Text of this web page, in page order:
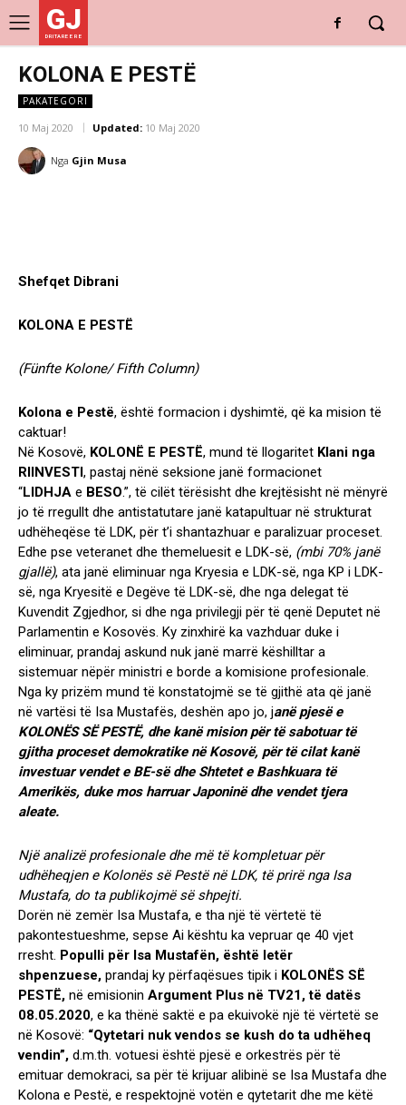
GJ
DRITARE E RE
KOLONA E PESTË
PAKATEGORI
10 Maj 2020 Updated: 10 Maj 2020
Nga Gjin Musa
Shefqet Dibrani
KOLONA E PESTË
(Fünfte Kolone/ Fifth Column)
Kolona e Pestë, është formacion i dyshimtë, që ka mision të
caktuar!
Në Kosovë, KOLONË E PESTË, mund të llogaritet Klani nga
RIINVESTI, pastaj nënë seksione janë formacionet
“LIDHJA e BESO.”, të cilët tërësisht dhe krejtësisht në mënyrë
jo të rregullt dhe antistatutare janë katapultuar në strukturat
udhëheqëse të LDK, për t’i shantazhuar e paralizuar proceset.
Edhe pse veteranet dhe themeluesit e LDK-së, (mbi 70% janë
gjallë), ata janë eliminuar nga Kryesia e LDK-së, nga KP i LDK-
së, nga Kryesitë e Degëve të LDK-së, dhe nga delegat të
Kuvendit Zgjedhor, si dhe nga privilegji për të qenë Deputet në
Parlamentin e Kosovës. Ky zinxhirë ka vazhduar duke i
eliminuar, prandaj askund nuk janë marrë këshilltar a
sistemuar nëpër ministri e borde a komisione profesionale.
Nga ky prizëm mund të konstatojmë se të gjithë ata që janë
në vartësi të Isa Mustafës, deshën apo jo, janë pjesë e
KOLONËS SË PESTË, dhe kanë mision për të sabotuar të
gjitha proceset demokratike në Kosovë, për të cilat kanë
investuar vendet e BE-së dhe Shtetet e Bashkuara të
Amerikës, duke mos harruar Japoninë dhe vendet tjera
aleate.
Një analizë profesionale dhe më të kompletuar për
udhëheqjen e Kolonës së Pestë në LDK, të prirë nga Isa
Mustafa, do ta publikojmë së shpejti.
Dorën në zemër Isa Mustafa, e tha një të vërtetë të
pakontestueshme, sepse Ai kështu ka vepruar qe 40 vjet
rresht. Populli për Isa Mustafën, është letër
shpenzuese, prandaj ky përfaqësues tipik i KOLONËS SË
PESTË, në emisionin Argument Plus në TV21, të datës
08.05.2020, e ka thënë saktë e pa ekuivokë një të vërtetë se
në Kosovë: “Qytetari nuk vendos se kush do ta udhëheq
vendin”, d.m.th. votuesi është pjesë e orkestrës për të
emituar demokraci, sa për të krijuar alibinë se Isa Mustafa dhe
Kolona e Pestë, e respektojnë votën e qytetarit dhe me këtë